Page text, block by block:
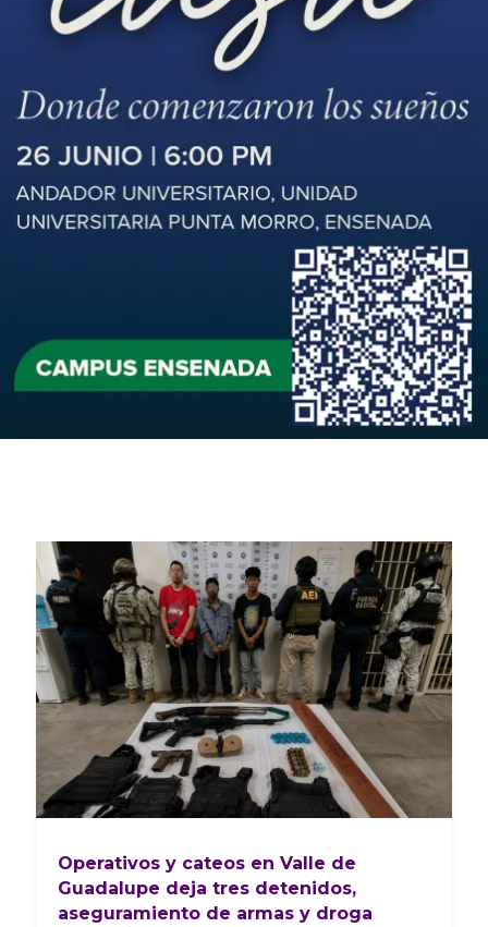
Operativos y cateos en Valle de
Guadalupe deja tres detenidos,
aseguramiento de armas y droga